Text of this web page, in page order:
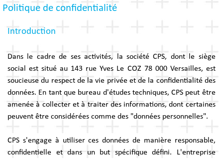
Politique de confidentialité
Introduction
Dans le cadre de ses activités, la société CPS, dont le siège
social est situé au 143 rue Yves Le COZ 78 000 Versailles, est
soucieuse du respect de la vie privée et de la confidentialité des
données. En tant que bureau d'études techniques, CPS peut être
amenée à collecter et à traiter des informations, dont certaines
peuvent être considérées comme des "données personnelles".
CPS s'engage à utiliser ces données de manière responsable,
confidentielle et dans un but spécifique défini. L'entreprise